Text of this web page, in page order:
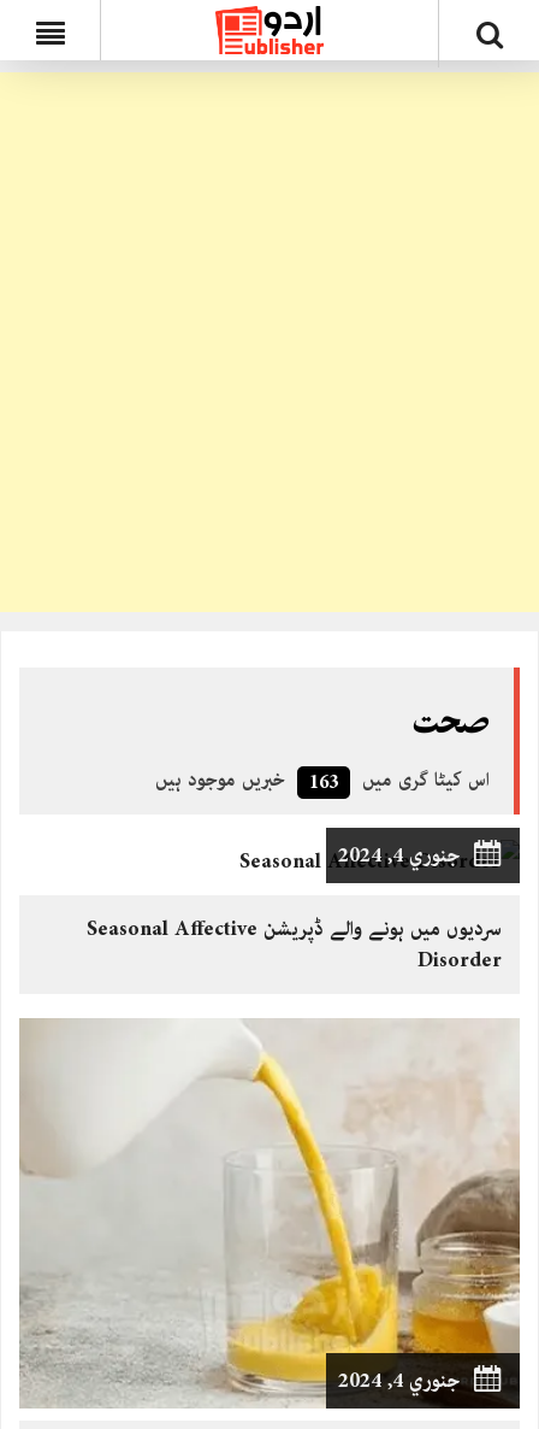
صحت
اس کیٹا گری میں 163 خبریں موجود ہیں
جنوري 4, 2024
سردیوں میں ہونے والے ڈپریشن Seasonal Affective
Disorder
جنوري 4, 2024